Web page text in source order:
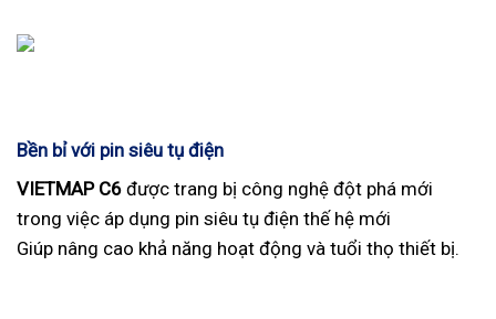
Bền bỉ với pin siêu tụ điện
VIETMAP C6 được trang bị công nghệ đột phá mới
trong việc áp dụng pin siêu tụ điện thế hệ mới
Giúp nâng cao khả năng hoạt động và tuổi thọ thiết bị.